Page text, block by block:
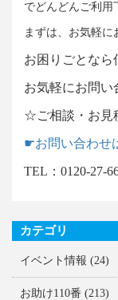
でどんどんご利用
まずは、お気軽に
お困りごとなら
お気軽にお問い
☆ご相談・お見
☛お問い合わせ
TEL：0120-27-
カテゴリ
イベント情報 (24)
お助け110番 (213)